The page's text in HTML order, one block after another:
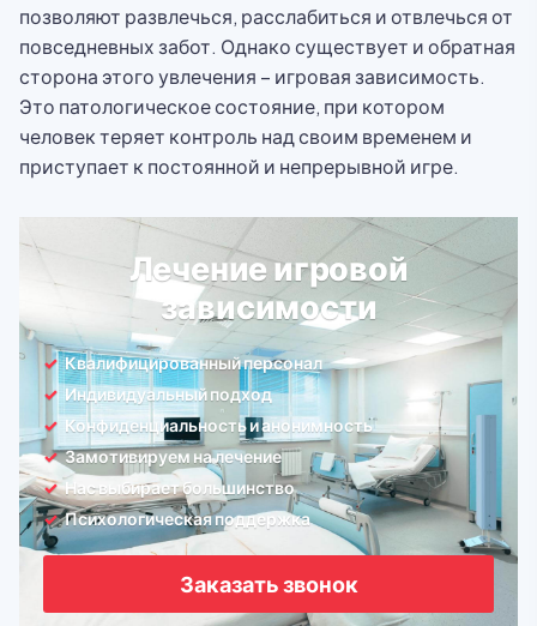
позволяют развлечься, расслабиться и отвлечься от
повседневных забот. Однако существует и обратная
сторона этого увлечения – игровая зависимость.
Это патологическое состояние, при котором
человек теряет контроль над своим временем и
приступает к постоянной и непрерывной игре.
Лечение игровой
зависимости
Квалифицированный персонал
Индивидуальный подход
Конфиденциальность и анонимность
Замотивируем на лечение
Нас выбирает большинство
Психологическая поддержка
Заказать звонок